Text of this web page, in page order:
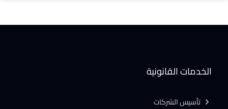
الخدمات القانونية
تأسيس الشركات